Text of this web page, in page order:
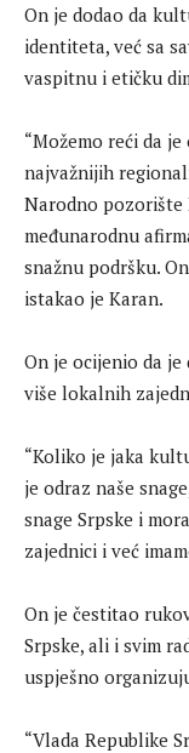
On je dodao da
identiteta, već sa
vaspitnu i etičku
“Možemo reći da
najvažnijih
Narodno pozorište
međunarodnu
snažnu podršku.
istakao je Karan.
On je ocijenio da
više lokalnih
“Koliko je jaka
je odraz naše
snage Srpske i
zajednici i već
On je čestitao
Srpske, ali i svim
uspješno
“Vlada Republike